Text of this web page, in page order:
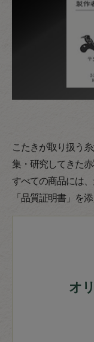
こたきが取り扱う
集・研究してきた
すべての商品には
「品質証明書」を
オ